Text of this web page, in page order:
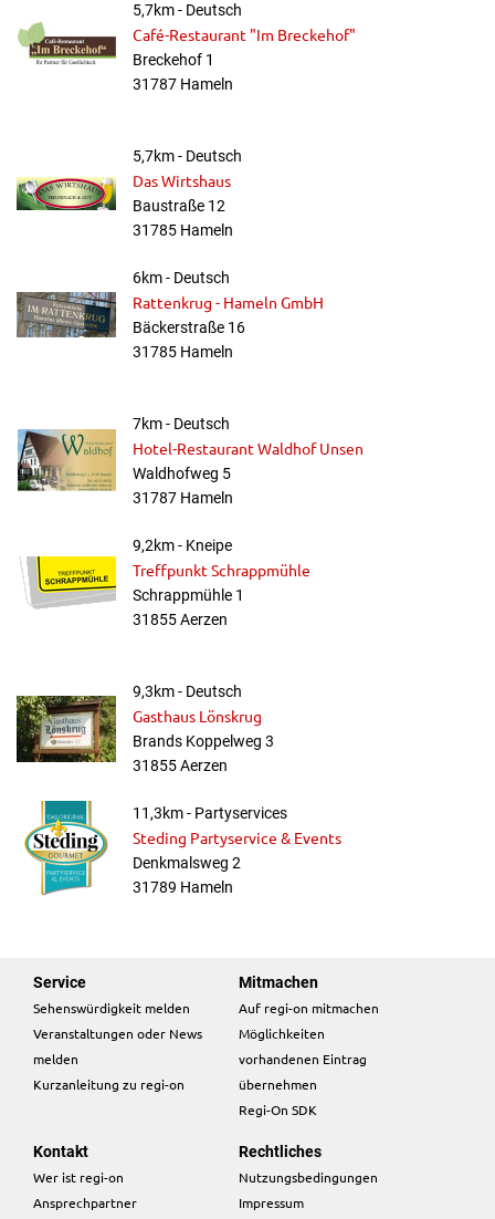
5,7km - Deutsch
Café-Restaurant "Im Breckehof"
Breckehof 1
31787 Hameln
5,7km - Deutsch
Das Wirtshaus
Baustraße 12
31785 Hameln
6km - Deutsch
Rattenkrug - Hameln GmbH
Bäckerstraße 16
31785 Hameln
7km - Deutsch
Hotel-Restaurant Waldhof Unsen
Waldhofweg 5
31787 Hameln
9,2km - Kneipe
Treffpunkt Schrappmühle
Schrappmühle 1
31855 Aerzen
9,3km - Deutsch
Gasthaus Lönskrug
Brands Koppelweg 3
31855 Aerzen
11,3km - Partyservices
Steding Partyservice & Events
Denkmalsweg 2
31789 Hameln
Service
Sehenswürdigkeit melden
Veranstaltungen oder News
melden
Kurzanleitung zu regi-on
Mitmachen
Auf regi-on mitmachen
Möglichkeiten
vorhandenen Eintrag
übernehmen
Regi-On SDK
Kontakt
Wer ist regi-on
Ansprechpartner
Rechtliches
Nutzungsbedingungen
Impressum